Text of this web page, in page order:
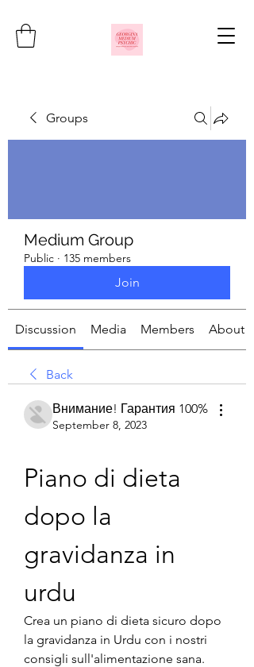
Groups
Medium Group
Public · 135 members
Join
Discussion Media Members About
Back
Внимание! Гарантия 100%
September 8, 2023
Piano di dieta
dopo la
gravidanza in
urdu
Crea un piano di dieta sicuro dopo
la gravidanza in Urdu con i nostri
consigli sull'alimentazione sana.